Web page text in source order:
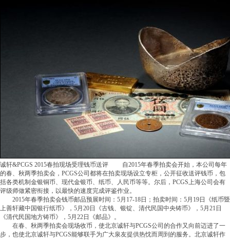
诚轩&PCGS 2015春拍现场受理钱币送评 自2015年春季拍卖会开始，本公司每年
的春、秋两季拍卖会，PCGS公司都将在拍卖现场设立专柜，公开征收送评钱币，包
括各类机制金银铜币、现代金银币、纸币、人民币等等。尔后，PCGS上海公司会有
评级师做紧密衔接，以最快的速度完成评鉴作业。
2015年春季拍卖会钱币邮品预展时间：5月17-18日；拍卖时间：5月19日《纸币暨
上善轩藏中国银行纸币》，5月20日《古钱、银锭、清代民国中央铸币》，5月21日
《清代民国地方铸币》，5月22日《邮品》。
在春、秋两季拍卖会现场收币，使北京诚轩与PCGS公司的合作又向前迈进了一
步，也使北京诚轩与PCGS能够联手为广大泉友提供热忱而周到的服务。北京诚轩作